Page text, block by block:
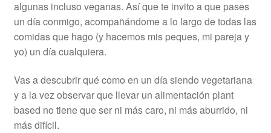
algunas incluso veganas. Así que te invito a que pases
un día conmigo, acompañándome a lo largo de todas las
comidas que hago (y hacemos mis peques, mi pareja y
yo) un día cualquiera.
Vas a descubrir qué como en un día siendo vegetariana
y a la vez observar que llevar un alimentación plant
based no tiene que ser ni más caro, ni más aburrido, ni
más difícil.